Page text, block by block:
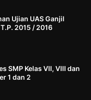
Ujian UAS Ganjil
2015 / 2016
SMP Kelas VII, VIII dan
1 dan 2